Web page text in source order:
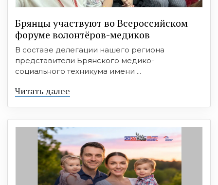
Брянцы участвуют во Всероссийском
форуме волонтёров-медиков
В составе делегации нашего региона
представители Брянского медико-
социального техникума имени ...
Читать далее